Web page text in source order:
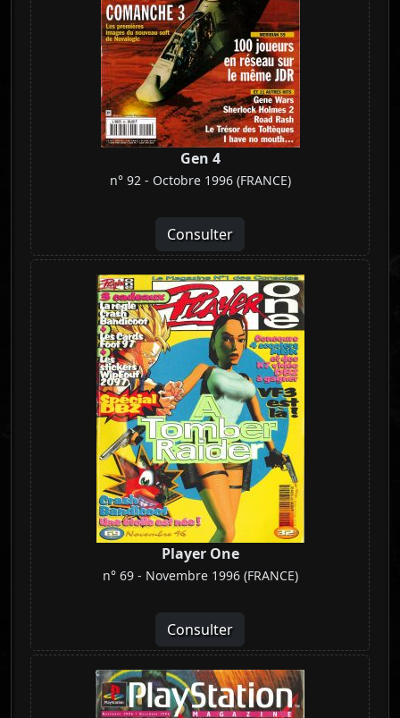
Gen 4
n° 92 - Octobre 1996 (FRANCE)
Consulter
Player One
n° 69 - Novembre 1996 (FRANCE)
Consulter